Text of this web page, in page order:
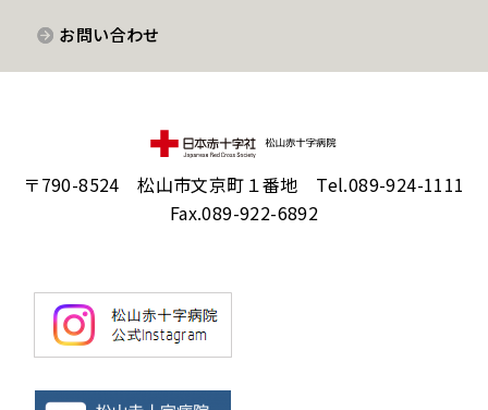
お問い合わせ
〒790-8524 松山市文京町１番地 Tel.089-924-1111
Fax.089-922-6892